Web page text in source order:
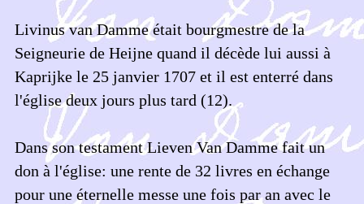
Livinus van Damme était bourgmestre de la
Seigneurie de Heijne quand il décède lui aussi à
Kaprijke le 25 janvier 1707 et il est enterré dans
l'église deux jours plus tard (12).
Dans son testament Lieven Van Damme fait un
don à l'église: une rente de 32 livres en échange
pour une éternelle messe une fois par an avec le